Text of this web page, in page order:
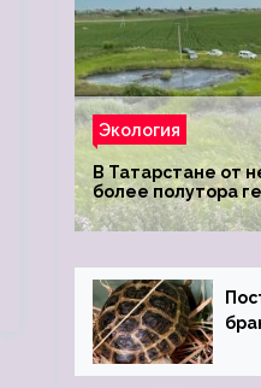
Экология
В Татарстане от
более полутора